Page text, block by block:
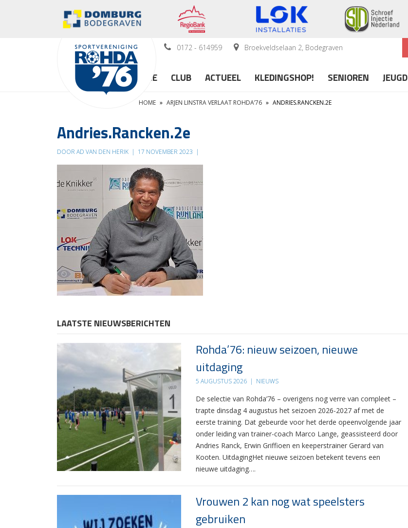
0172 - 614959 Broekveldselaan 2, Bodegraven
HOME CLUB ACTUEEL KLEDINGSHOP! SENIOREN JEUGD
HOME » ARJEN LINSTRA VERLAAT ROHDA’76 » ANDRIES.RANCKEN.2E
Andries.Rancken.2e
DOOR AD VAN DEN HERIK | 17 NOVEMBER 2023 |
LAATSTE NIEUWSBERICHTEN
Rohda’76: nieuw seizoen, nieuwe
uitdaging
5 AUGUSTUS 2026 | NIEUWS
De selectie van Rohda’76 – overigens nog verre van compleet –
trapte dinsdag 4 augustus het seizoen 2026-2027 af met de
eerste training. Dat gebeurde voor het derde opeenvolgende jaar
onder leiding van trainer-coach Marco Lange, geassisteerd door
Andries Ranck, Erwin Griffioen en keeperstrainer Gerard van
Kooten. UitdagingHet nieuwe seizoen betekent tevens een
nieuwe uitdaging….
Vrouwen 2 kan nog wat speelsters
gebruiken